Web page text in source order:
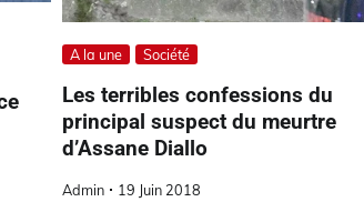
A la une Société
Les terribles confessions du
principal suspect du meurtre
d’Assane Diallo
Admin 19 Juin 2018